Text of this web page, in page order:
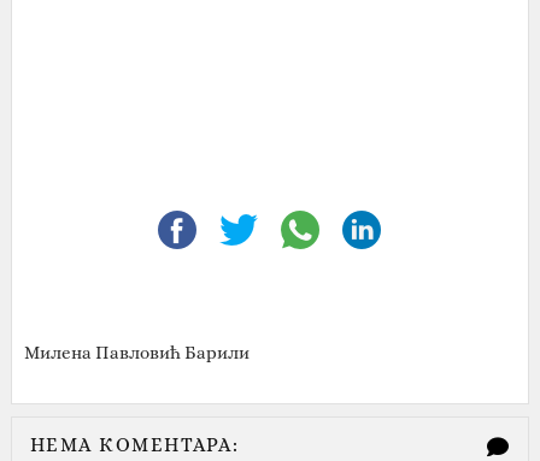
Милена Павловић Барили
НЕМА КОМЕНТАРА: